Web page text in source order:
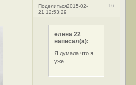
Поделиться 16
2015-02-
21 12:53:29
елена 22
написал(а):
Я думала.что я
уже